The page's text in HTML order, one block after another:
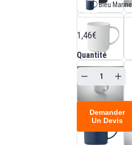
Bleu Marine
1,46€
Quantité
Demander
Un Devis